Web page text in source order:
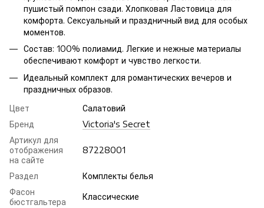
пушистый помпон сзади. Хлопковая Ластовица для
комфорта. Сексуальный и праздничный вид для особых
моментов.
Состав: 100% полиамид. Легкие и нежные материалы
обеспечивают комфорт и чувство легкости.
Идеальный комплект для романтических вечеров и
праздничных образов.
Цвет
Салатовий
Бренд
Victoria's Secret
Артикул для
отображения
на сайте
87228001
Раздел
Комплекты белья
Фасон
бюстгальтера
Классические